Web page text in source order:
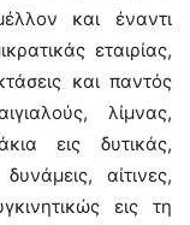
και έναντι
εταιρίας,
και παντός
λίμνας,
εις δυτικάς,
αίτινες,
εις τη